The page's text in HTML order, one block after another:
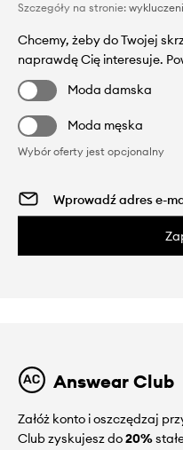
Szczegóły na stronie:
Chcemy, żeby do Twojej
naprawdę Cię interesuje.
Moda damska
Moda męska
Wybór oferty jest opcjonalny
Answear Club
Załóż konto i oszczędzaj
Club zyskujesz do20%